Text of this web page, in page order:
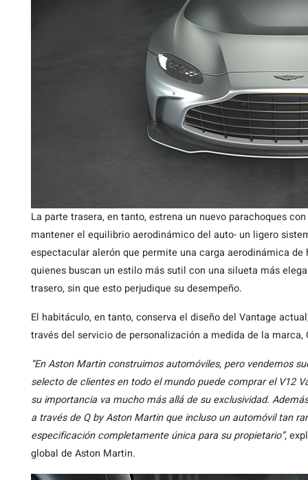
La parte trasera, en tanto, estrena un nuevo parachoques
mantener el equilibrio aerodinámico del auto- un ligero
espectacular alerón que permite una carga aerodinámica
quienes buscan un estilo más sutil con una silueta más
trasero, sin que esto perjudique su desempeño.
El habitáculo, en tanto, conserva el diseño del Vantage
través del servicio de personalización a medida de la marca,
“En Aston Martin construimos automóviles, pero vendemos
selecto de clientes en todo el mundo puede comprar el V12
su importancia va mucho más allá de su exclusividad.
a través de Q by Aston Martin que incluso un automóvil tan
especificación completamente única para su propietario”,
global de Aston Martin.